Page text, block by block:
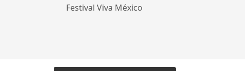
Festival Viva México